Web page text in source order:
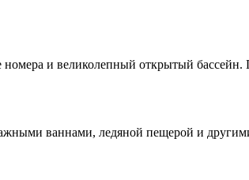
и великолепный открытый бассейн.
ваннами, ледяной пещерой и